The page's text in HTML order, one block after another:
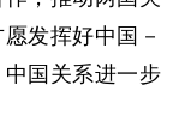
发挥好中国－
国关系进一步